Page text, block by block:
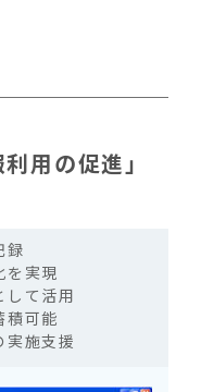
用の促進」
録
を実現
して活用
積可能
実施支援